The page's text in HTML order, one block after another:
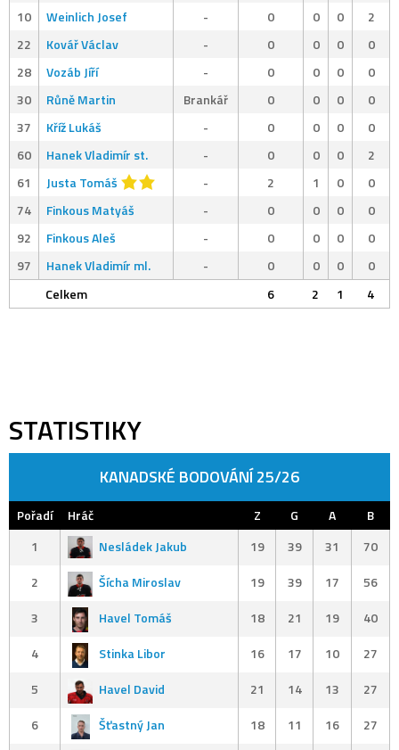
10 Weinlich Josef - 0 0 0
2
22
Kovář Václav - 0 0 0
0
28
Vozáb Jíří - 0 0 0
0
30
Růně Martin Brankář 0 0 0
0
37
Kříž Lukáš - 0 0 0
0
60
Hanek Vladimír st. - 0 0 0
2
61
Justa Tomáš - 2 1 0
0
74
Finkous Matyáš - 0 0 0
0
92
Finkous Aleš - 0 0 0
0
97
Hanek Vladimír ml. - 0 0 0
0
Celkem
6 2 1 4
STATISTIKY
KANADSKÉ BODOVÁNÍ 25/26
Pořadí Hráč Z G A
B
1
Nesládek Jakub 19 39 31
70
2
Šícha Miroslav 19 39 17
56
3
Havel Tomáš 18 21 19
40
4
Stinka Libor 16 17 10
27
5
Havel David 21 14 13
27
6
Šťastný Jan 18 11 16
27